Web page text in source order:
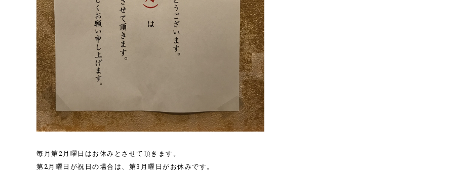
毎月第2月曜日はお休みとさせて頂きます。
第2月曜日が祝日の場合は、第3月曜日がお休みです。